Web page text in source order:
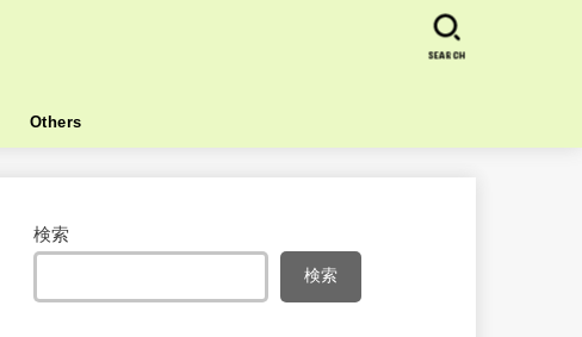
Others
SEARCH
検索
検索